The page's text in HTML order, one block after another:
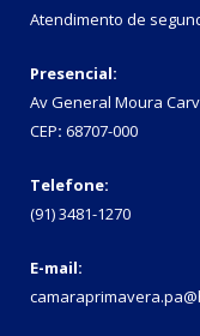
Atendimento de
Presencial:
Av General Moura
CEP: 68707-000
Telefone:
(91) 3481-1270
E-mail: